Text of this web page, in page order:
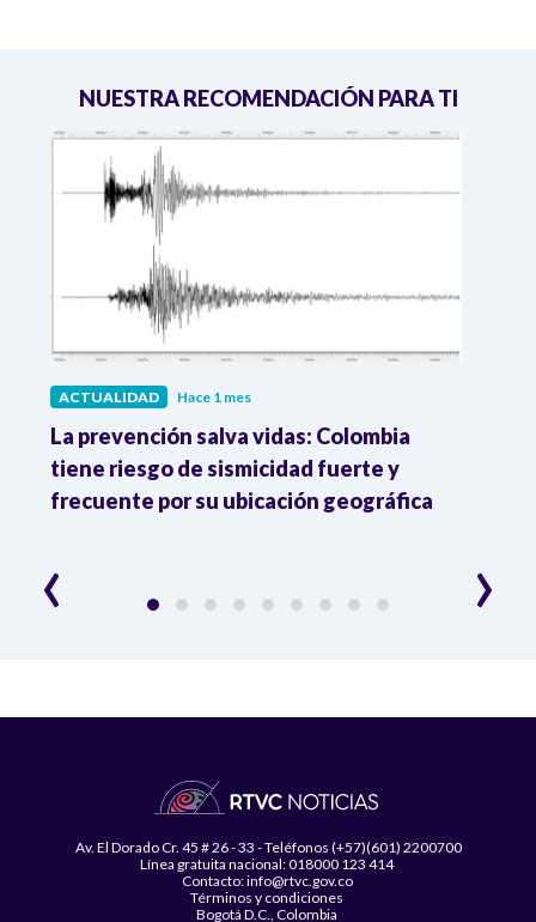
NUESTRA RECOMENDACIÓN PARA TI
ACTUALIDAD Hace 1 mes
La prevención salva vidas: Colombia
tiene riesgo de sismicidad fuerte y
frecuente por su ubicación geográfica
‹ ›
Av. El Dorado Cr. 45 # 26 - 33 - Teléfonos (+57)(601) 2200700
Línea gratuita nacional: 018000 123 414
Contacto: info@rtvc.gov.co
Términos y condiciones
Bogotá D.C., Colombia